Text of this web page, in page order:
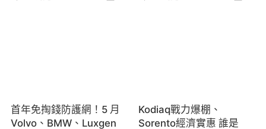
首年免掏錢防護網！5 月
Volvo、BMW、Luxgen
Kodiaq戰力爆棚、
Sorento經濟實惠 誰是